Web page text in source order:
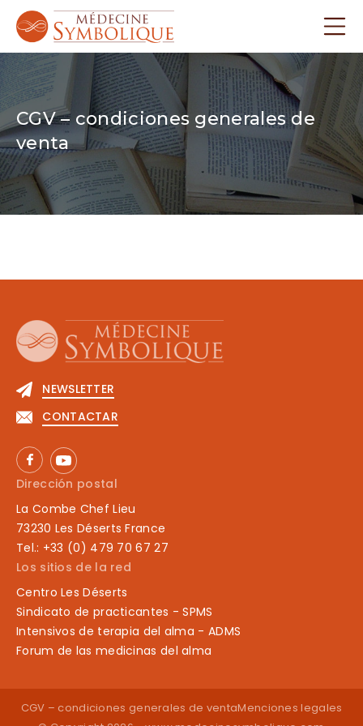
CGV – condiciones generales de
venta
NEWSLETTER
CONTACTAR
Dirección postal
La Combe Chef Lieu
73230 Les Déserts France
Tel.: +33 (0) 479 70 67 27
Los sitios de la red
Centro Les Déserts
Sindicato de practicantes - SPMS
Intensivos de terapia del alma - ADMS
Forum de las medicinas del alma
CGV – condiciones generales de ventaMenciones legales